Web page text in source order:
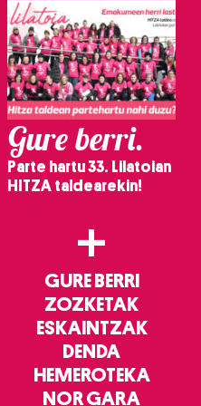
Gure berri.
Parte hartu 33. Lilatoian
HITZA taldearekin!
+
GURE BERRI
ZOZKETAK
ESKAINTZAK
DENDA
HEMEROTEKA
NOR GARA